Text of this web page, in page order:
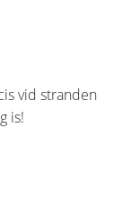
vid stranden
is!